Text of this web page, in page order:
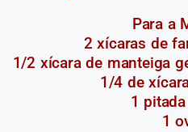
Para a
2 xícaras de
1/2 xícara de manteiga
1/4 de
1
1